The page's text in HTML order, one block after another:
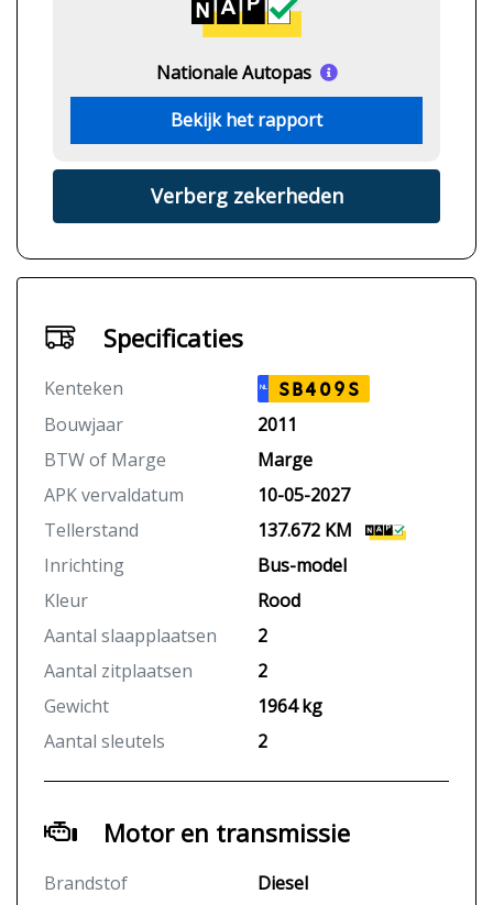
Nationale Autopas
Bekijk het rapport
Verberg zekerheden
Specificaties
Kenteken NL SB409S
Bouwjaar
2011
BTW of Marge
Marge
APK vervaldatum
10-05-2027
Tellerstand
137.672 KM
Inrichting
Bus-model
Kleur
Rood
Aantal slaapplaatsen
2
Aantal zitplaatsen
2
Gewicht
1964 kg
Aantal sleutels
2
Motor en transmissie
Brandstof
Diesel